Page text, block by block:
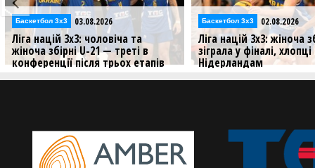
Баскетбол 3х3 02.08.2026
Ліга націй 3х3: жіноча збірна U-21
зіграла у фіналі, хлопці програли
Нідерландам
Результати матчів збірних України
Відео 02.08.2026
Збірні України U-21 у
3х3: відеотрансляція
Молодіжні збірні